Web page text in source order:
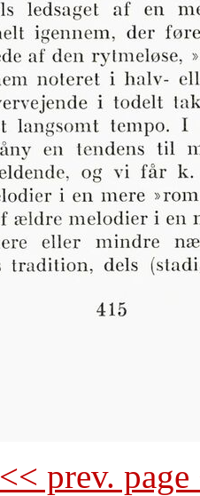
<< prev.